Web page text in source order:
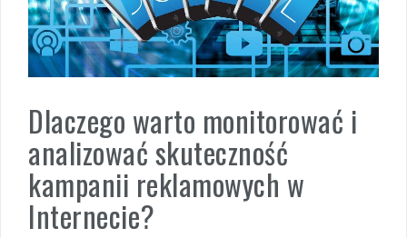
Dlaczego warto monitorować i
analizować skuteczność
kampanii reklamowych w
Internecie?